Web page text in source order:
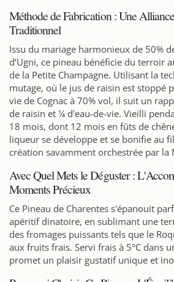
Méthode de Fabrication : Une
Traditionnel
Issu du mariage harmonieux de 50%
d’Ugni, ce pineau bénéficie du terroir
de la Petite Champagne. Utilisant la
mutage, où le jus de raisin est stoppé
vie de Cognac à 70% vol, il suit un
de raisin et ¼ d'eau-de-vie. Vieilli
18 mois, dont 12 mois en fûts de
liqueur se développe et se bonifie au
création savamment orchestrée par la
Avec Quel Mets le Déguster :
Moments Précieux
Ce Pineau de Charentes s'épanouit
apéritif dinatoire, en sublimant une
des fromages puissants tels que le
aux fruits frais. Servi frais à 5°C dans
promet un plaisir gustatif unique et